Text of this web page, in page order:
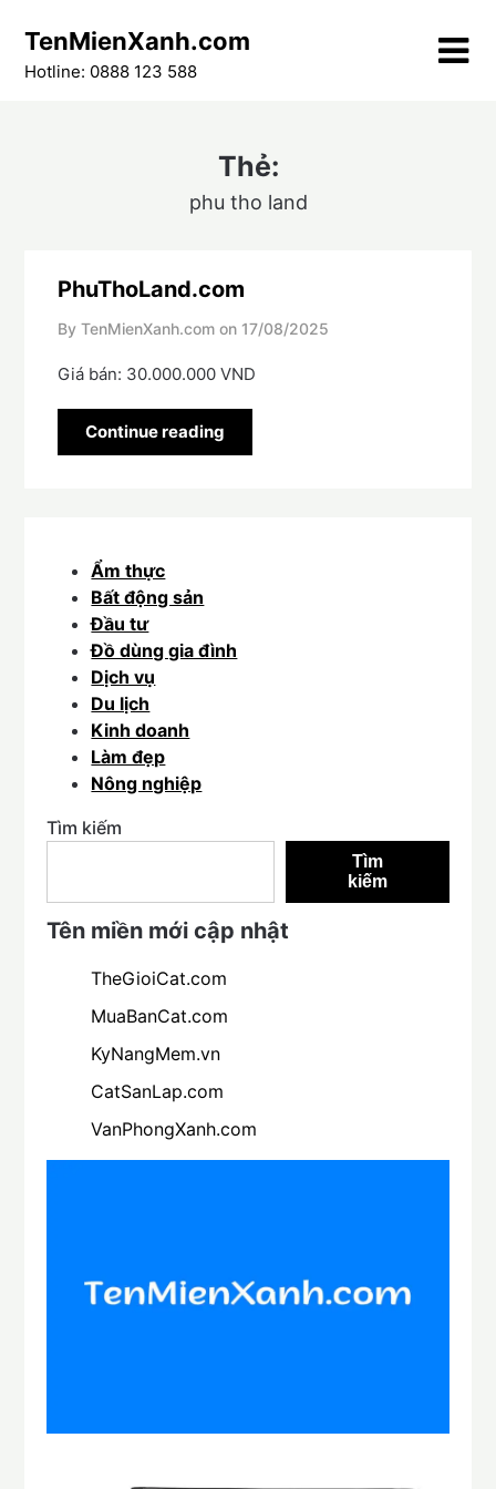
content
TenMienXanh.com
Hotline: 0888 123 588
Thẻ:
phu tho land
PhuThoLand.com
By TenMienXanh.com on 17/08/2025
Giá bán: 30.000.000 VND
Continue reading
Ẩm thực
Bất động sản
Đầu tư
Đồ dùng gia đình
Dịch vụ
Du lịch
Kinh doanh
Làm đẹp
Nông nghiệp
Tìm kiếm
Tìm
kiếm
Tên miền mới cập nhật
TheGioiCat.com
MuaBanCat.com
KyNangMem.vn
CatSanLap.com
VanPhongXanh.com